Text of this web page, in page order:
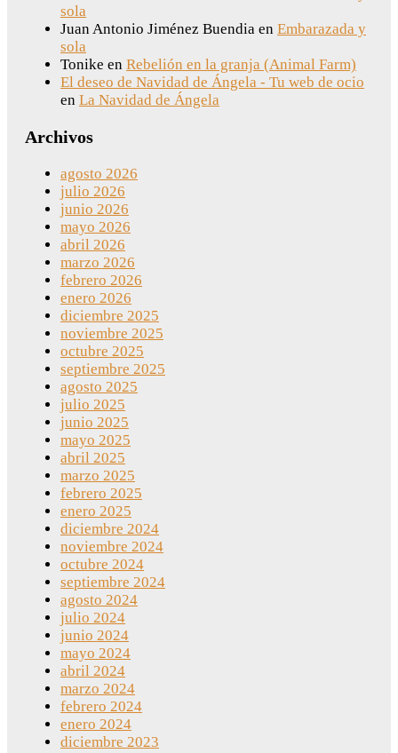
sola
Juan Antonio Jiménez Buendia en Embarazada y
sola
Tonike en Rebelión en la granja (Animal Farm)
El deseo de Navidad de Ángela - Tu web de ocio
en La Navidad de Ángela
Archivos
agosto 2026
julio 2026
junio 2026
mayo 2026
abril 2026
marzo 2026
febrero 2026
enero 2026
diciembre 2025
noviembre 2025
octubre 2025
septiembre 2025
agosto 2025
julio 2025
junio 2025
mayo 2025
abril 2025
marzo 2025
febrero 2025
enero 2025
diciembre 2024
noviembre 2024
octubre 2024
septiembre 2024
agosto 2024
julio 2024
junio 2024
mayo 2024
abril 2024
marzo 2024
febrero 2024
enero 2024
diciembre 2023